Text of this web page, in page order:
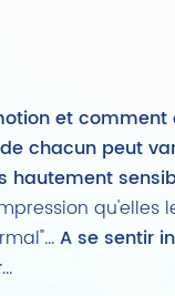
et
chacun peut
hautement
qu'elles
A se sentir
...